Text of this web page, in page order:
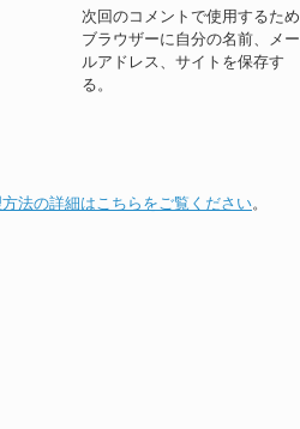
次回のコメントで使用するため
ブラウザーに自分の名前、メー
ルアドレス、サイトを保存す
る。
法の詳細はこちらをご覧ください。